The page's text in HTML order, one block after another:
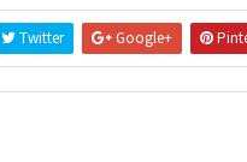
Twitter Google+